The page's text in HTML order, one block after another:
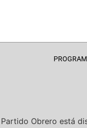
Partido Obrero está